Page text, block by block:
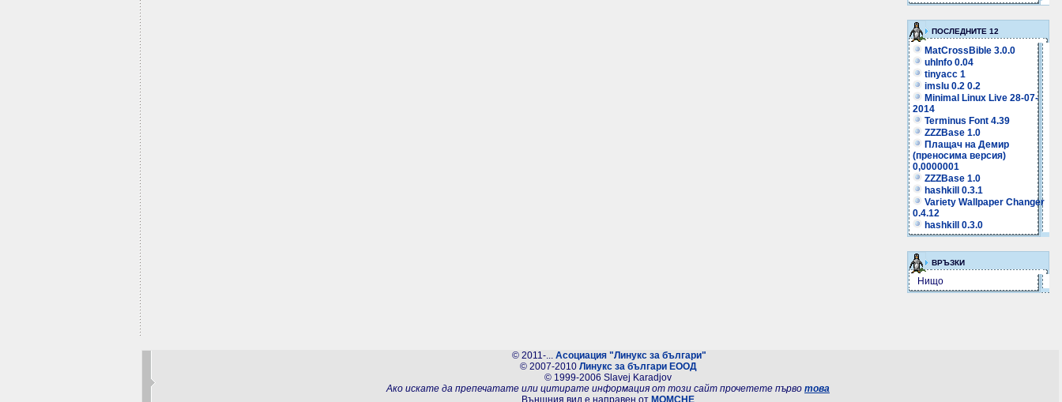
ПОСЛЕДНИТЕ 12
MatCrossBible 3.0.0
uhInfo 0.04
tinyacc 1
imslu 0.2 0.2
Minimal Linux Live 28-07-
2014
Terminus Font 4.39
ZZZBase 1.0
Плащач на Демир
(преносима версия)
0,0000001
ZZZBase 1.0
hashkill 0.3.1
Variety Wallpaper Changer
0.4.12
hashkill 0.3.0
ВРЪЗКИ
Нищо
© 2011-... Асоциация "Линукс за българи"
© 2007-2010 Линукс за българи ЕООД
© 1999-2006 Slavej Karadjov
Ако искате да препечатате или цитирате информация от този сайт прочетете първо това
Външния вид е направен от MOMCHE